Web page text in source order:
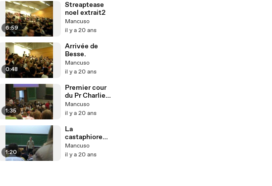
6:59
Streaptease
noel extrait2
Mancuso
il y a 20 ans
0:48
Arrivée de
Besse.
Mancuso
il y a 20 ans
1:35
Premier cour
du Pr Charlier
(2006-2007)
Mancuso
il y a 20 ans
1:20
La
castaphiore
fait son show!
Mancuso
il y a 20 ans